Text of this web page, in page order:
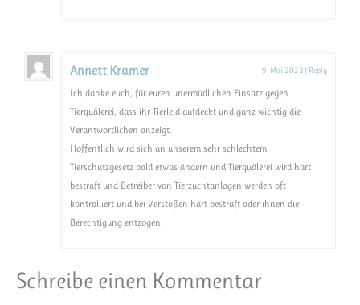
Annett Kramer 9. Mai 2023 | Reply
Ich danke euch, für euren unermüdlichen Einsatz gegen
Tierquälerei, dass ihr Tierleid aufdeckt und ganz wichtig die
Verantwortlichen anzeigt.
Hoffentlich wird sich an unserem sehr schlechtem
Tierschutzgesetz bald etwas ändern und Tierquälerei wird hart
bestraft und Betreiber von Tierzuchtanlagen werden oft
kontrolliert und bei Verstößen hart bestraft oder ihnen die
Berechtigung entzogen.
Schreibe einen Kommentar